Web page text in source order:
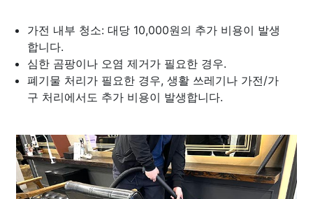
가전 내부 청소: 대당 10,000원의 추가 비용이 발생
합니다.
심한 곰팡이나 오염 제거가 필요한 경우.
폐기물 처리가 필요한 경우, 생활 쓰레기나 가전/가
구 처리에서도 추가 비용이 발생합니다.